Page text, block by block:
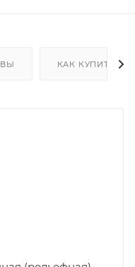
КАК КУПИТЬ